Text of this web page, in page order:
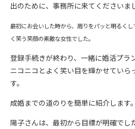
出のために、事務所に来てくださいま
最初にお会いした時から、周りをパッと明るく
く笑う笑顔の素敵な女性でした。
登録手続きが終わり、一緒に婚活プラ
ニコニコとよく笑い目を輝かせていら
す。
成婚までの道のりを簡単に紹介します。
陽子さんは、最初から目標が明確でし